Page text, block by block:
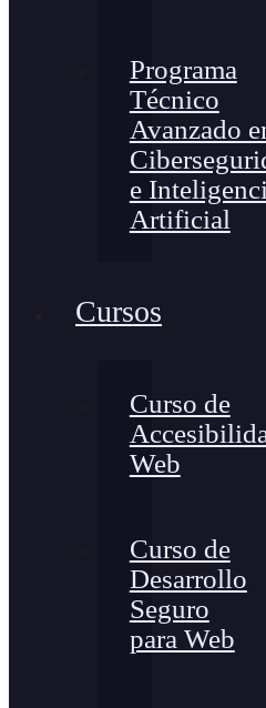
Programa
Técnico
Avanzado
e
Artificial
Cursos
Curso de
Web
Curso de
Desarrollo
Seguro
para Web